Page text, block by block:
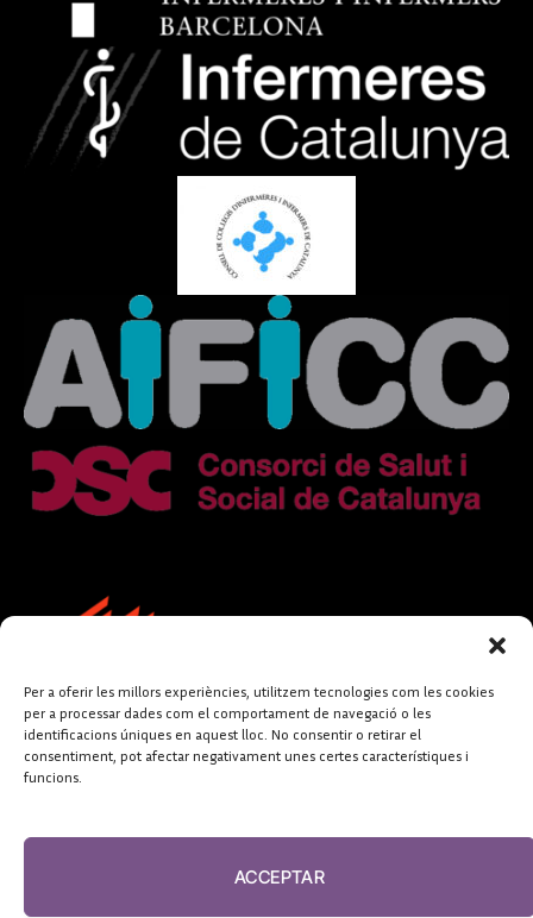
Per a oferir les millors experiències, utilitzem tecnologies com les cookies
per a processar dades com el comportament de navegació o les
identificacions úniques en aquest lloc. No consentir o retirar el
consentiment, pot afectar negativament unes certes característiques i
funcions.
ACCEPTAR
FUNDACIÓ